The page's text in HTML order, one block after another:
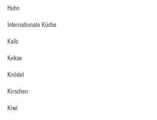
Huhn
Internationale Küche
Kalb
Kekse
Knödel
Kirschen
Kiwi